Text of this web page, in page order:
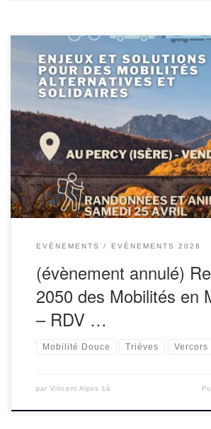
Crédit Photo : Pierre Jayet Les
et Amel Humacoop et leurs partenaires
participer à la Rencontre 2050 des
prévue les 24-25 avril dans le Trièves.
EVÈNEMENTS EVÈNEMENTS 2026
(évènement annulé)
2050 des Mobilités en
– RDV …
Mobilité Douce Trièves Vercors
par Vincent Alpes Là